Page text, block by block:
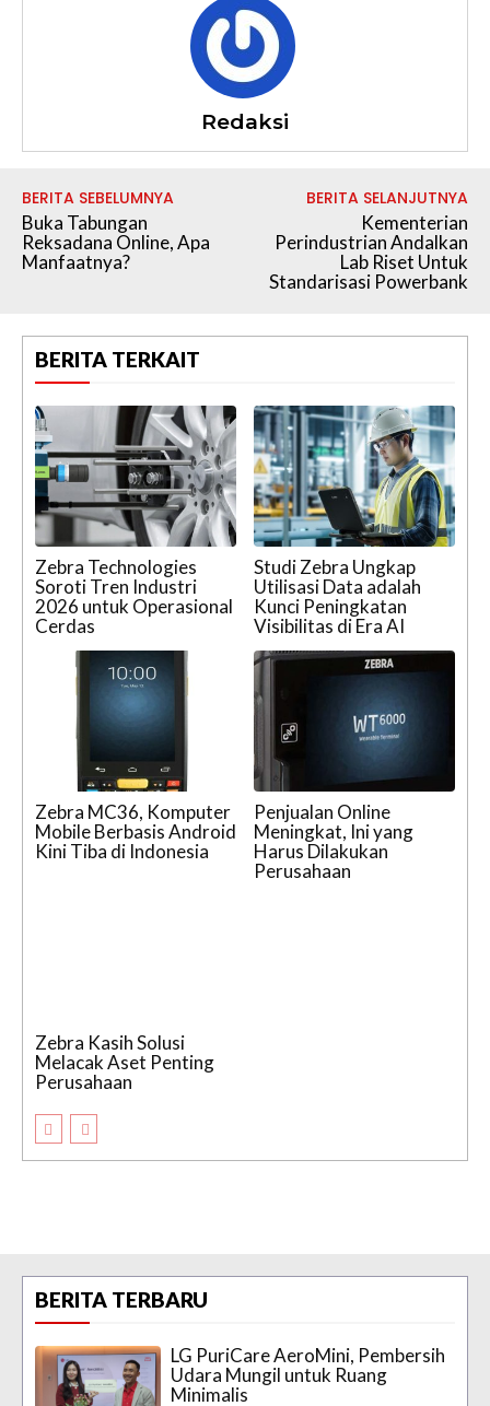
Redaksi
BERITA SEBELUMNYA
Buka Tabungan
Reksadana Online, Apa
Manfaatnya?
BERITA SELANJUTNYA
Kementerian
Perindustrian Andalkan
Lab Riset Untuk
Standarisasi Powerbank
BERITA TERKAIT
Zebra Technologies
Soroti Tren Industri
2026 untuk Operasional
Cerdas
Studi Zebra Ungkap
Utilisasi Data adalah
Kunci Peningkatan
Visibilitas di Era AI
Zebra MC36, Komputer
Mobile Berbasis Android
Kini Tiba di Indonesia
Penjualan Online
Meningkat, Ini yang
Harus Dilakukan
Perusahaan
Zebra Kasih Solusi
Melacak Aset Penting
Perusahaan
BERITA TERBARU
LG PuriCare AeroMini, Pembersih
Udara Mungil untuk Ruang
Minimalis